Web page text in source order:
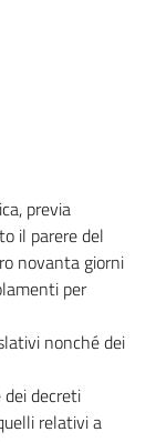
DEL CONSIGLIO
previa
il parere del
novanta giorni
per
nonché dei
decreti
relativi a